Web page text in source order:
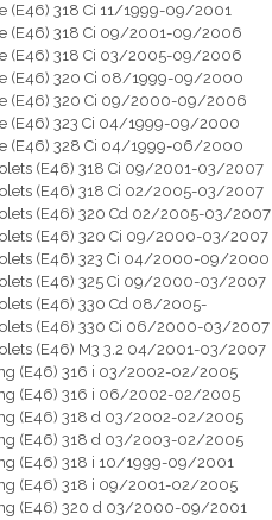
(E46) 318 Ci 11/1999-09/2001
(E46) 318 Ci 09/2001-09/2006
(E46) 318 Ci 03/2005-09/2006
(E46) 320 Ci 08/1999-09/2000
(E46) 320 Ci 09/2000-09/2006
(E46) 323 Ci 04/1999-09/2000
(E46) 328 Ci 04/1999-06/2000
(E46) 318 Ci 09/2001-03/2007
(E46) 318 Ci 02/2005-03/2007
(E46) 320 Cd 02/2005-03/2007
(E46) 320 Ci 09/2000-03/2007
(E46) 323 Ci 04/2000-09/2000
(E46) 325 Ci 09/2000-03/2007
(E46) 330 Cd 08/2005-
(E46) 330 Ci 06/2000-03/2007
(E46) M3 3.2 04/2001-03/2007
(E46) 316 i 03/2002-02/2005
(E46) 316 i 06/2002-02/2005
(E46) 318 d 03/2002-02/2005
(E46) 318 d 03/2003-02/2005
(E46) 318 i 10/1999-09/2001
(E46) 318 i 09/2001-02/2005
(E46) 320 d 03/2000-09/2001